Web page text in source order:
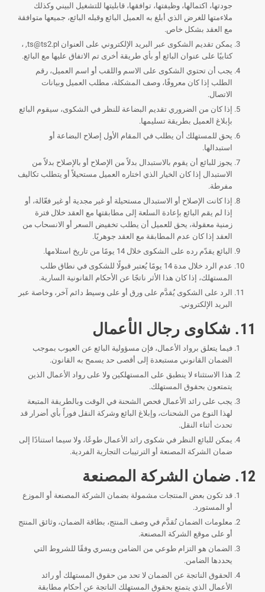
جودتها، اكتمالها، وظيفتها، توافقها، قابليتها للتشغيل البيني وكذلك
ملاءمتها للغرض الذي أبلغ به العميل البائع وقبله البائع، جميعها متوافقة
مع العقد بشكل خاص.
يمكن تقديم الشكوى عبر البريد الإلكتروني على العنوان ts@ts2.pl, ،
كتابيًا على عنوان البائع أو بأي طريقة أخرى تم الاتفاق عليها مع البائع.
يجب أن تحتوي الشكوى على الاسم واللقب أو اسم العميل، رقم
الطلب إذا كان معروفًا، وصف المشكلة، مطلب العميل وبيانات
الاتصال.
إذا كان من الضروري تقديم البضاعة للنظر في الشكوى، سيقوم البائع
بإبلاغ العميل بطريقة تسليمها.
يحق للمستهلك أن يطلب في المقام الأول إصلاح البضاعة أو
استبدالها.
يجوز للبائع أن يقوم بالاستبدال بدلاً من الإصلاح أو بالإصلاح بدلاً من
الاستبدال إذا كان الخيار الذي اختاره العميل مستحيلاً أو يتطلب تكاليف
مفرطة.
إذا كانت الإصلاح أو الاستبدال مستحيلة أو غير مجدية أو غير فعّالة، أو
إذا لم يقم البائع بإعادة السلعة إلى مطابقتها مع العقد خلال فترة
زمنية معقولة، يحق للعميل أن يطلب تخفيض السعر أو الانسحاب من
العقد إذا كان عدم المطابقة مع العقد جوهريًا.
البائع يقدّم رده على الشكوى خلال 14 يومًا من تاريخ استلامها.
عدم الرد خلال مدة 14 يومًا يُعتبر قبولًا للشكوى في نطاق طلب
المستهلك، إذا كان هذا الأثر ناتجًا عن الأحكام القانونية السارية.
الرد على الشكوى يُقدَّم على ورق أو على وسيط دائم آخر، وخاصة عبر
البريد الإلكتروني.
11. شكاوى رجال الأعمال
فيما يتعلق برواد الأعمال، فإن مسؤولية البائع عن العيوب بموجب
الضمان القانوني مستبعدة إلى أقصى حد يسمح به القانون.
هذا الاستثناء لا ينطبق على المستهلكين ولا على رواد الأعمال الذين
يتمتعون بحقوق المستهلك.
يجب على رائد الأعمال فحص الشحنة في الوقت وبالطريقة المتبعة
لهذا النوع من الشحنات، وإبلاغ البائع وشركة النقل فوراً بأي أضرار قد
تحدث أثناء النقل.
يمكن للبائع النظر في شكوى رائد الأعمال طوعًا، ولا سيما استنادًا إلى
ضمان الشركة المصنعة أو الترتيبات التجارية الفردية.
12. ضمان الشركة المصنعة
قد تكون بعض المنتجات مشمولة بضمان الشركة المصنعة أو الموزع
أو المستورد.
معلومات الضمان تُقدَّم في وصف المنتج، بطاقة الضمان، وثائق المنتج
أو على موقع الشركة المصنعة.
الضمان هو التزام طوعي من الضامن ويسري وفقًا للشروط التي
يحددها الضامن.
الحقوق الناتجة عن الضمان لا تحد من حقوق المستهلك أو رائد
الأعمال الذي يتمتع بحقوق المستهلك الناتجة عن أحكام مطابقة